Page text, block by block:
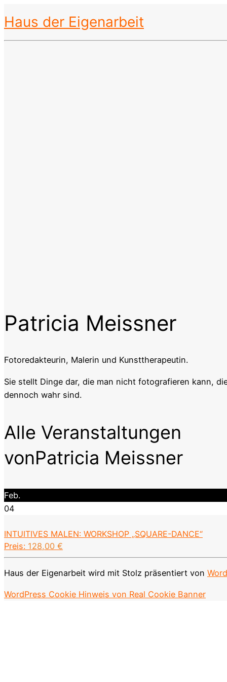
Haus der Eigenarbeit
Patricia Meissner
Fotoredakteurin, Malerin und Kunsttherapeutin.
Sie stellt Dinge dar, die man nicht fotografieren kann,
dennoch wahr sind.
Alle Veranstaltungen
vonPatricia Meissner
Feb.
04
INTUITIVES MALEN: WORKSHOP „SQUARE-DANCE“
Preis: 128,00 €
Haus der Eigenarbeit wird mit Stolz präsentiert von
WordPress Cookie Hinweis von Real Cookie Banner